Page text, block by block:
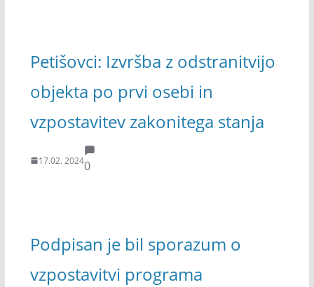
Petišovci: Izvršba z odstranitvijo
objekta po prvi osebi in
vzpostavitev zakonitega stanja
17.02. 20240
Podpisan je bil sporazum o
vzpostavitvi programa